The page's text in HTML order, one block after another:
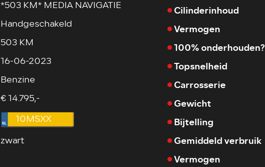
*503 KM* MEDIA NAVIGATIE
Handgeschakeld
503 KM
16-06-2023
Benzine
€ 14.795,-
10MSXX
zwart
Cilinderinhoud
Vermogen
100% onderhouden?
Topsnelheid
Carrosserie
Gewicht
Bijtelling
Gemiddeld verbruik
Vermogen